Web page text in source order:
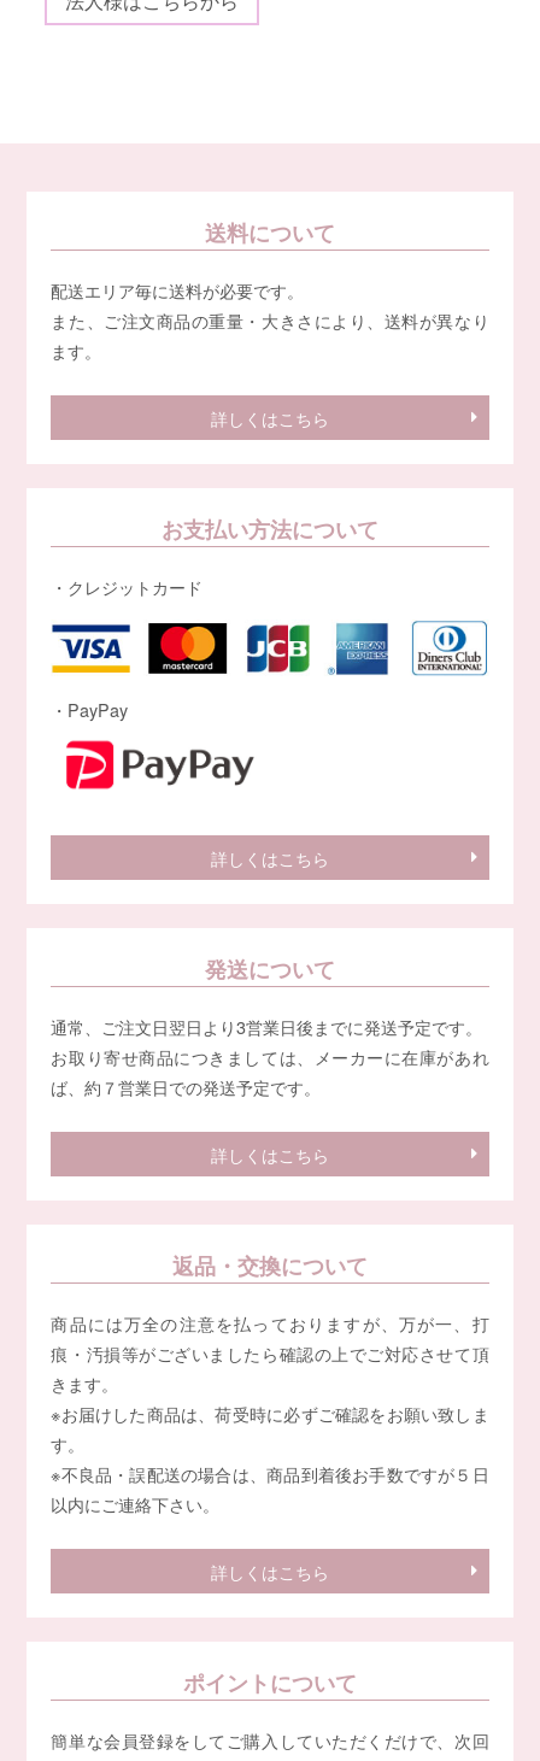
送料について
配送エリア毎に送料が必要です。
また、ご注文商品の重量・大きさにより、送料が異なり
ます。
詳しくはこちら
お支払い方法について
・クレジットカード
・PayPay
詳しくはこちら
発送について
通常、ご注文日翌日より3営業日後までに発送予定です。
お取り寄せ商品につきましては、メーカーに在庫があれ
ば、約７営業日での発送予定です。
詳しくはこちら
返品・交換について
商品には万全の注意を払っておりますが、万が一、打
痕・汚損等がございましたら確認の上でご対応させて頂
きます。
※お届けした商品は、荷受時に必ずご確認をお願い致しま
す。
※不良品・誤配送の場合は、商品到着後お手数ですが５日
以内にご連絡下さい。
詳しくはこちら
ポイントについて
簡単な会員登録をしてご購入していただくだけで、次回